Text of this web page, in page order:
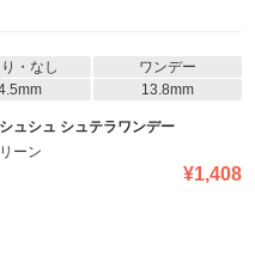
・なし
ワンデー
13.8mm
ュシュ シュテラワンデー
ーン
¥1,408